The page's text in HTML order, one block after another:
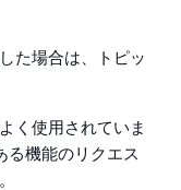
た場合は、トピッ
く使用されていま
る機能のリクエス